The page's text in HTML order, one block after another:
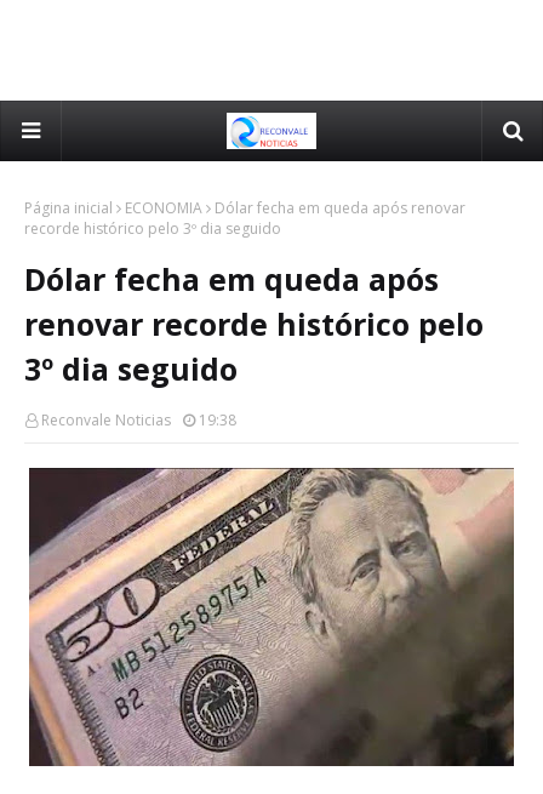
Página inicial ECONOMIA
Dólar fecha em queda após renovar
recorde histórico pelo 3º dia seguido
Dólar fecha em queda após
renovar recorde histórico pelo
3º dia seguido
Reconvale Noticias 19:38